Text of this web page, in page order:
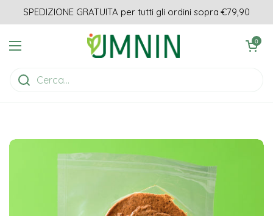
Passa ai contenuti
SPEDIZIONE GRATUITA per tutti gli ordini sopra €79,90
Apri menu
Apri carrello
0